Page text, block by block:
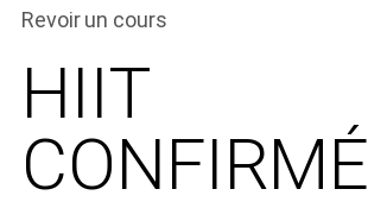
Revoir un cours
HIIT
CONFIRMÉ